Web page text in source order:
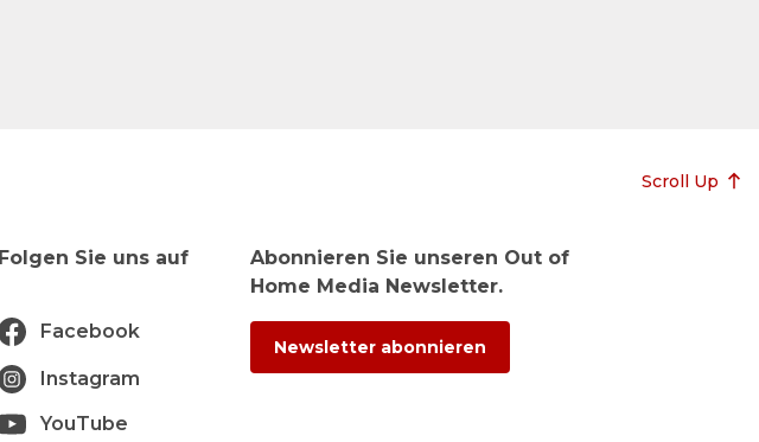
Scroll Up
Folgen Sie uns auf
Facebook
Instagram
YouTube
Abonnieren Sie unseren Out of
Home Media Newsletter.
Newsletter abonnieren